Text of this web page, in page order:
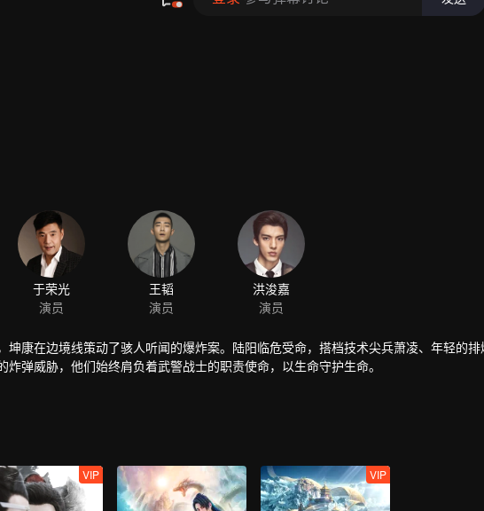
于荣光
演员
王韬
演员
洪浚嘉
演员
康在边境线策动了骇人听闻的爆炸案。陆阳临危受命，搭档技术尖兵萧凌、年轻的排
弹威胁，他们始终肩负着武警战士的职责使命，以生命守护生命。
VIP VIP